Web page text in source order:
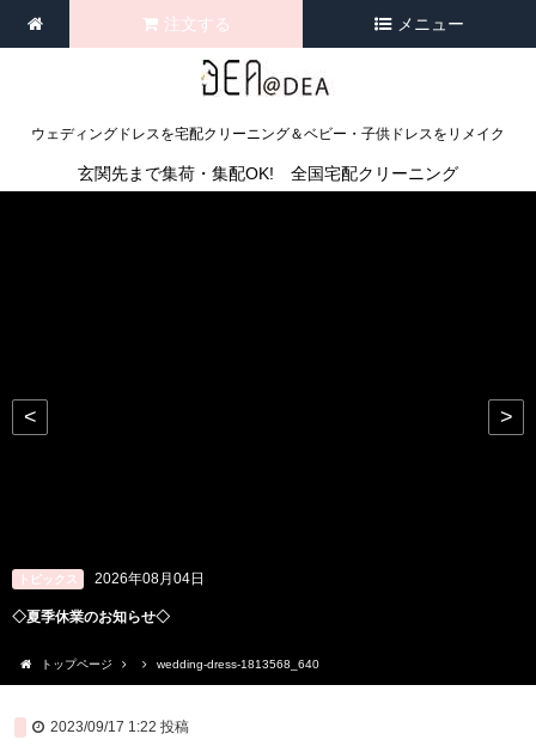
ウェディングドレスを宅配クリーニング＆ベビー・子供ドレスをリメイク
注文する メニュー
玄関先まで集荷・集配OK! 全国宅配クリーニング
トピックス 2026年08月04日
◇夏季休業のお知らせ◇
< >
トップページ wedding-dress-1813568_640
2023/09/17 1:22 投稿